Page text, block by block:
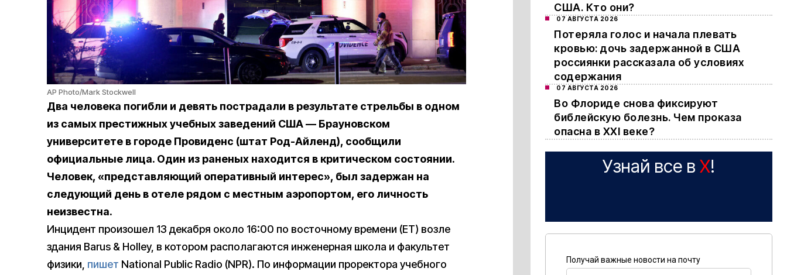
AP Photo/Mark Stockwell
Два человека погибли и девять пострадали в результате стрельбы в одном
из самых престижных учебных заведений США — Брауновском
университете в городе Провиденс (штат Род-Айленд), сообщили
официальные лица. Один из раненых находится в критическом состоянии.
Человек, «представляющий оперативный интерес», был задержан на
следующий день в отеле рядом с местным аэропортом, его личность
неизвестна.
Инцидент произошел 13 декабря около 16:00 по восточному времени (ET) возле
здания Barus & Holley, в котором располагаются инженерная школа и факультет
физики, пишет National Public Radio (NPR). По информации проректора учебного
США. Кто они?
07 АВГУСТА 2026
Потеряла голос и начала плевать
кровью: дочь задержанной в США
россиянки рассказала об условиях
содержания
07 АВГУСТА 2026
Во Флориде снова фиксируют
библейскую болезнь. Чем проказа
опасна в XXI веке?
Узнай все в X!